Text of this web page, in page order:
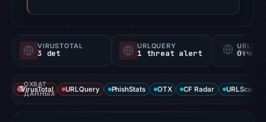
VIRUSTOTAL
3 det
URLQUERY
1 threat alert Отчёт
ОХВАТ
ДАННЫХ
VirusTotal URLQuery PhishStats OTX CF Radar URLScan